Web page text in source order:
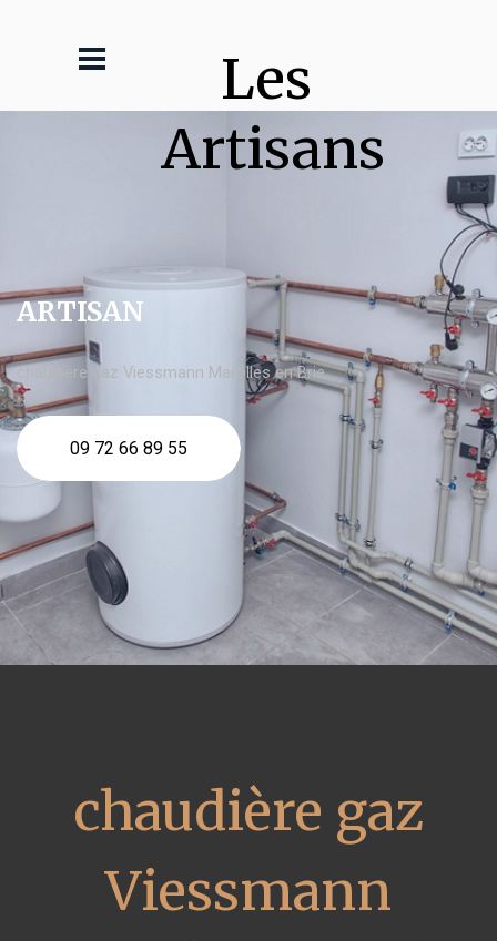
Les
Artisans
ARTISAN
chaudière gaz Viessmann Marolles en Brie
09 72 66 89 55
chaudière gaz
Viessmann